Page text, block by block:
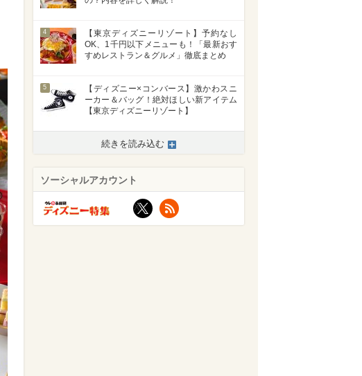
4
【東京ディズニーリゾート】予約なし
OK、1千円以下メニューも！「最新おす
すめレストラン＆グルメ」徹底まとめ
5
【ディズニー×コンバース】激かわスニ
ーカー＆バッグ！絶対ほしい新アイテム
【東京ディズニーリゾート】
続きを読み込む
ソーシャルアカウント
X